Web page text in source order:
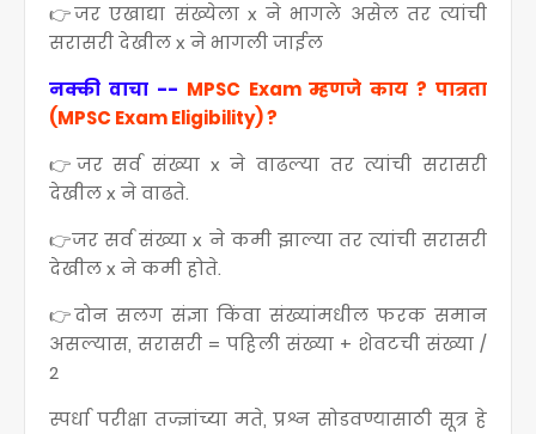
👉जर एखाद्या संख्येला x ने भागले असेल तर त्यांची
सरासरी देखील x ने भागली जाईल
नक्की वाचा -- MPSC Exam म्हणजे काय ? पात्रता
(MPSC Exam Eligibility) ?
👉जर सर्व संख्या x ने वाढल्या तर त्यांची सरासरी
देखील x ने वाढते.
👉जर सर्व संख्या x ने कमी झाल्या तर त्यांची सरासरी
देखील x ने कमी होते.
👉दोन सलग संज्ञा किंवा संख्यांमधील फरक समान
असल्यास, सरासरी = पहिली संख्या + शेवटची संख्या /
2
स्पर्धा परीक्षा तज्ज्ञांच्या मते, प्रश्न सोडवण्यासाठी सूत्र हे